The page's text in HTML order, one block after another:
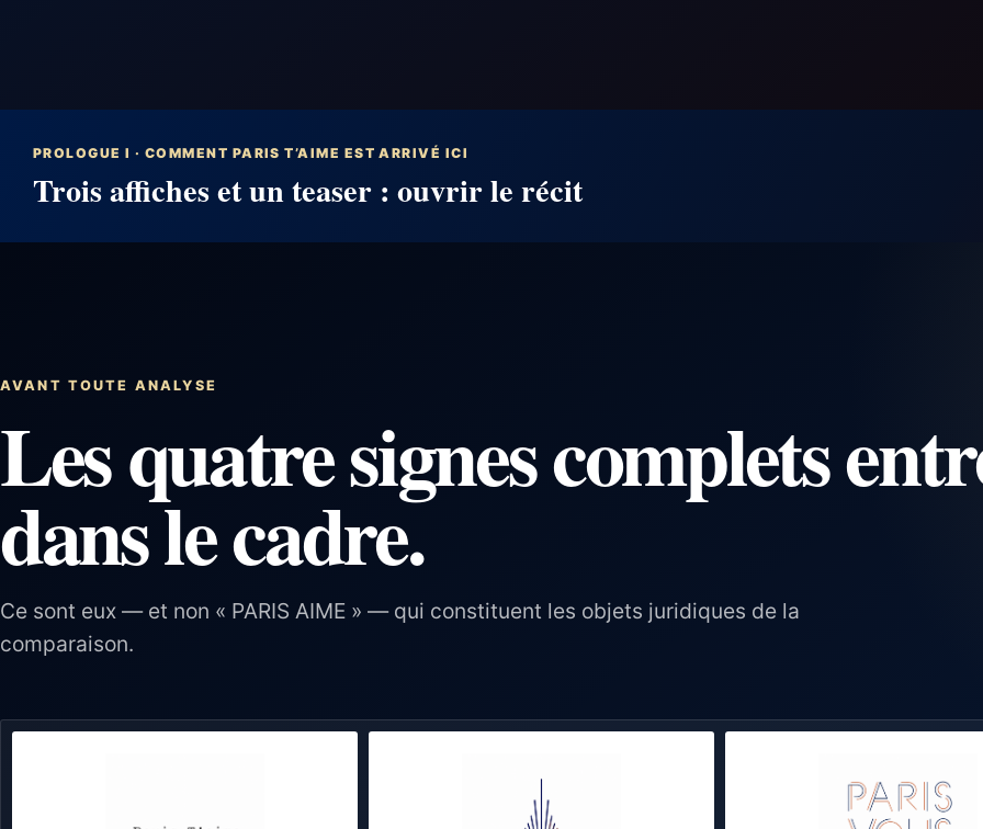
PROLOGUE I · COMMENT PARIS T’AIME EST ARRIVÉ ICI
Trois affiches et un teaser : ouvrir le récit
AVANT TOUTE ANALYSE
Les quatre signes complets
dans le cadre.
Ce sont eux — et non « PARIS AIME » — qui constituent les objets juridiques de la
comparaison.